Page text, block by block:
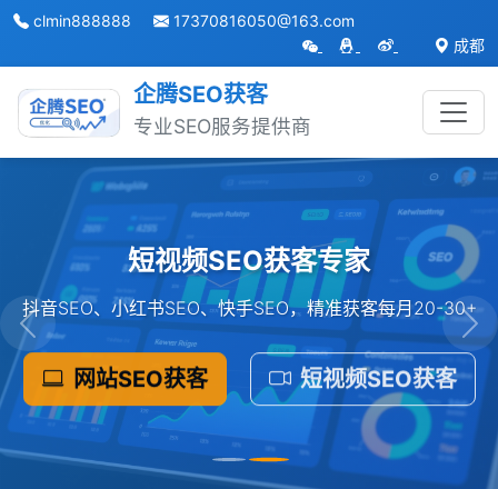
clmin888888
17370816050@163.com
成都
企腾SEO获客
专业SEO服务提供商
跳转到主内容
短视频SEO获客专家
抖音SEO、小红书SEO、快手SEO，精准获客每月20-30+
网站SEO获客 短视频SEO获客